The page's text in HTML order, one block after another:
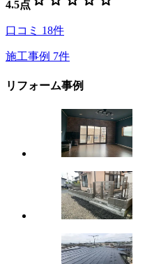
4.5点
口コミ 18件
施工事例 7件
リフォーム事例